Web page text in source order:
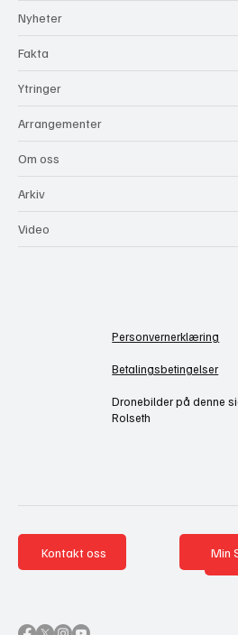
Nyheter
Fakta
Ytringer
Arrangementer
Om oss
Arkiv
Video
Personvernerklæring
Betalingsbetingelser
Dronebilder på denne
Rolseth
Kontakt oss Min